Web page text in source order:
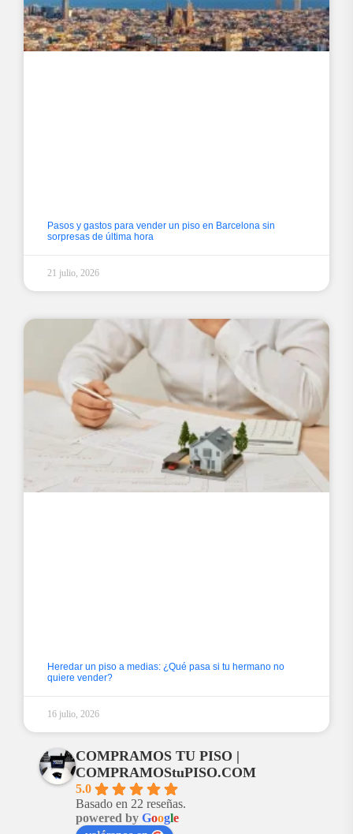
Pasos y gastos para vender un piso en Barcelona sin
sorpresas de última hora
21 julio, 2026
Heredar un piso a medias: ¿Qué pasa si tu hermano no
quiere vender?
16 julio, 2026
COMPRAMOS TU PISO |
COMPRAMOStuPISO.COM
5.0
Basado en 22 reseñas.
powered by Google